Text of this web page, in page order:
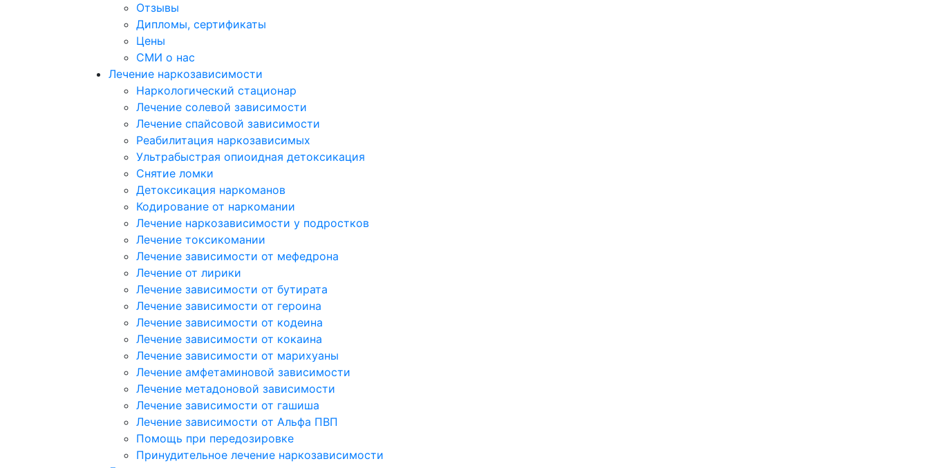
Отзывы
Дипломы, сертификаты
Цены
СМИ о нас
Лечение наркозависимости
Наркологический стационар
Лечение солевой зависимости
Лечение спайсовой зависимости
Реабилитация наркозависимых
Ультрабыстрая опиоидная детоксикация
Снятие ломки
Детоксикация наркоманов
Кодирование от наркомании
Лечение наркозависимости у подростков
Лечение токсикомании
Лечение зависимости от мефедрона
Лечение от лирики
Лечение зависимости от бутирата
Лечение зависимости от героина
Лечение зависимости от кодеина
Лечение зависимости от кокаина
Лечение зависимости от марихуаны
Лечение амфетаминовой зависимости
Лечение метадоновой зависимости
Лечение зависимости от гашиша
Лечение зависимости от Альфа ПВП
Помощь при передозировке
Принудительное лечение наркозависимости